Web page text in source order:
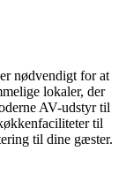
nødvendigt for at
lokaler, der
AV-udstyr til
til
til dine gæster.